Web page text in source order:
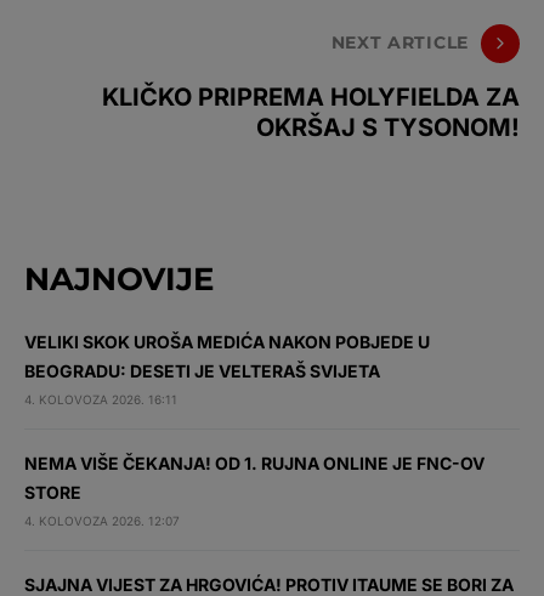
NEXT ARTICLE
KLIČKO PRIPREMA HOLYFIELDA ZA
OKRŠAJ S TYSONOM!
NAJNOVIJE
VELIKI SKOK UROŠA MEDIĆA NAKON POBJEDE U
BEOGRADU: DESETI JE VELTERAŠ SVIJETA
4. KOLOVOZA 2026. 16:11
NEMA VIŠE ČEKANJA! OD 1. RUJNA ONLINE JE FNC-OV
STORE
4. KOLOVOZA 2026. 12:07
SJAJNA VIJEST ZA HRGOVIĆA! PROTIV ITAUME SE BORI ZA